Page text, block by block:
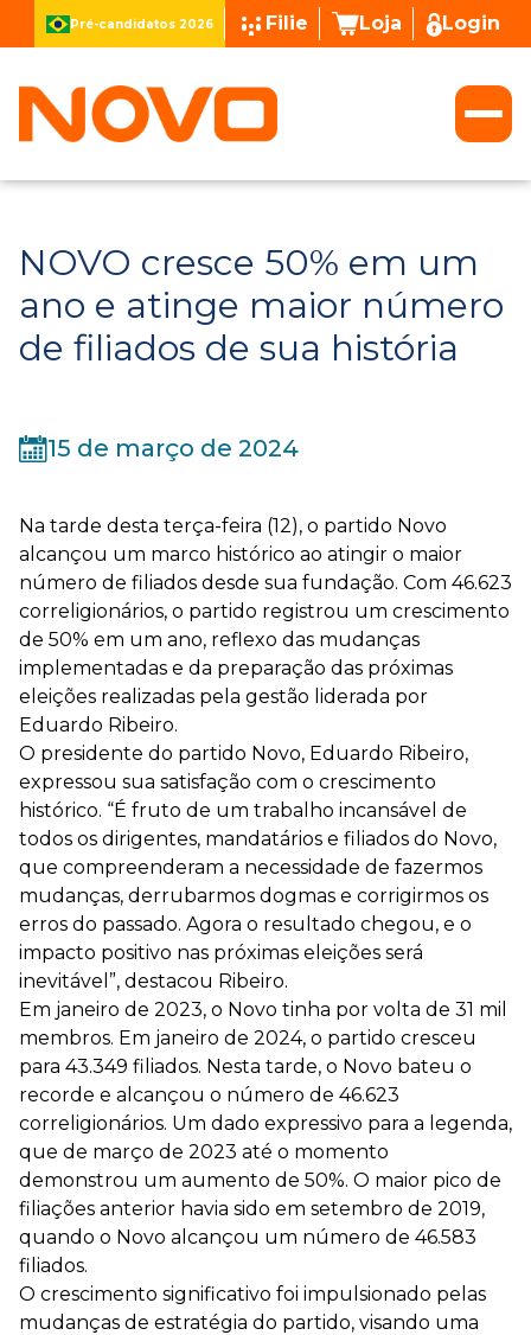
Pré-candidatos 2026 Filie Loja Login
NOVO cresce 50% em um
ano e atinge maior número
de filiados de sua história
15 de março de 2024
Na tarde desta terça-feira (12), o partido Novo
alcançou um marco histórico ao atingir o maior
número de filiados desde sua fundação. Com 46.623
correligionários, o partido registrou um crescimento
de 50% em um ano, reflexo das mudanças
implementadas e da preparação das próximas
eleições realizadas pela gestão liderada por
Eduardo Ribeiro.
O presidente do partido Novo, Eduardo Ribeiro,
expressou sua satisfação com o crescimento
histórico. “É fruto de um trabalho incansável de
todos os dirigentes, mandatários e filiados do Novo,
que compreenderam a necessidade de fazermos
mudanças, derrubarmos dogmas e corrigirmos os
erros do passado. Agora o resultado chegou, e o
impacto positivo nas próximas eleições será
inevitável”, destacou Ribeiro.
Em janeiro de 2023, o Novo tinha por volta de 31 mil
membros. Em janeiro de 2024, o partido cresceu
para 43.349 filiados. Nesta tarde, o Novo bateu o
recorde e alcançou o número de 46.623
correligionários. Um dado expressivo para a legenda,
que de março de 2023 até o momento
demonstrou um aumento de 50%. O maior pico de
filiações anterior havia sido em setembro de 2019,
quando o Novo alcançou um número de 46.583
filiados.
O crescimento significativo foi impulsionado pelas
mudanças de estratégia do partido, visando uma